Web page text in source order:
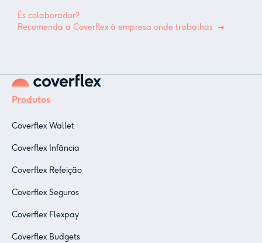
És colaborador?
Recomenda a Coverflex à empresa onde trabalhas
Produtos
Coverflex Wallet
Coverflex Infância
Coverflex Refeição
Coverflex Seguros
Coverflex Flexpay
Coverflex Budgets